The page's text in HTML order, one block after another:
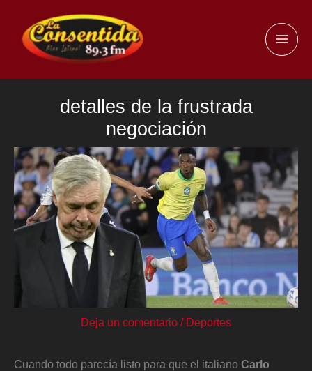
contenido
detalles de la frustrada
negociación
Deja un comentario / Deportes
Cuando todo parecía listo para que el italiano Carlo